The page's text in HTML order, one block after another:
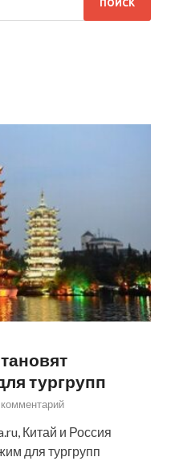
тургрупп
Китай и Россия
для тургрупп